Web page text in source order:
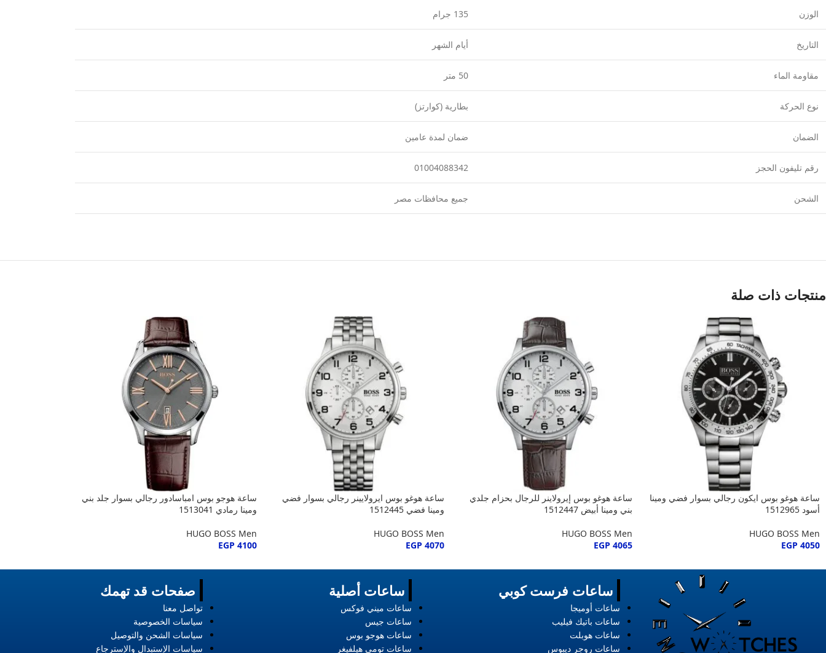
الوزن 135 جرام
التاريخ أيام الشهر
مقاومة الماء 50 متر
نوع الحركة بطارية (كوارتز)
الضمان ضمان لمدة عامين
رقم تليفون الحجز 01004088342
الشحن جميع محافظات مصر
منتجات ذات صلة
ساعة هوغو بوس ايكون رجالي بسوار فضي ومينا
أسود 1512965
HUGO BOSS Men
EGP 4050
ساعة هوغو بوس إيرولاينر للرجال بحزام جلدي
بني ومينا أبيض 1512447
HUGO BOSS Men
EGP 4065
ساعة هوغو بوس ايرولايينر رجالي بسوار فضي
ومينا فضي 1512445
HUGO BOSS Men
EGP 4070
ساعة هوجو بوس امباسادور رجالي بسوار جلد بني
ومينا رمادي 1513041
HUGO BOSS Men
EGP 4100
صفحات قد تهمك
تواصل معنا
سياسات الخصوصية
سياسات الشحن والتوصيل
سياسات الإستبدال والإسترجاع
ساعات أصلية
ساعات ميني فوكس
ساعات جيس
ساعات هوجو بوس
ساعات تومي هيلفيغر
ساعات فرست كوبي
ساعات أوميجا
ساعات باتيك فيليب
ساعات هوبلت
ساعات روجر ديبوس